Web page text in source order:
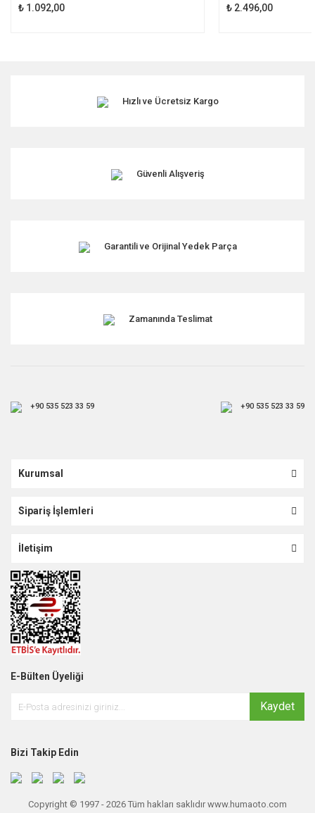
₺ 1.092,00 ₺ 2.496,00
Hızlı ve Ücretsiz Kargo
Güvenli Alışveriş
Garantili ve Orijinal Yedek Parça
Zamanında Teslimat
+90 535 523 33 59 +90 535 523 33 59
Kurumsal
Sipariş İşlemleri
İletişim
E-Bülten Üyeliği
Kaydet
Bizi Takip Edin
Copyright © 1997 - 2026 Tüm hakları saklıdır www.humaoto.com